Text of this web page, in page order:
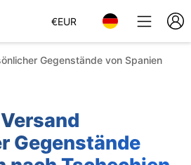
€EUR
Gegenstände von Spanien
Gegenstände